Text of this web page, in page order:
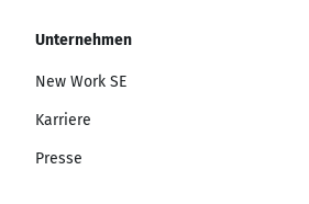
Unternehmen
New Work SE
Karriere
Presse